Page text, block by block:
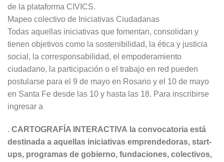
de la plataforma CIVICS.
Mapeo colectivo de Iniciativas Ciudadanas
Todas aquellas iniciativas que fomentan, consolidan y
tienen objetivos como la sostenibilidad, la ética y justicia
social, la corresponsabilidad, el empoderamiento
ciudadano, la participación o el trabajo en red pueden
postularse para el 9 de mayo en Rosario y el 10 de mayo
en Santa Fe desde las 10 y hasta las 18. Para inscribirse
ingresar a
. CARTOGRAFÍA INTERACTIVA la convocatoria está
destinada a aquellas iniciativas emprendedoras, start-
ups, programas de gobierno, fundaciones, colectivos,